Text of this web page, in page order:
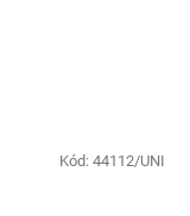
Kód: 44112/UNI